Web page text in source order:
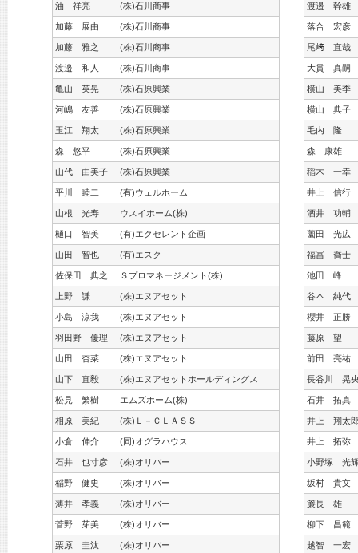
油 祥亮 (株)石川商事
加藤 展由 (株)石川商事
加藤 雅之 (株)石川商事
渡邉 和人 (株)石川商事
亀山 英晃 (株)石原興業
河嶋 友善 (株)石原興業
玉江 翔太 (株)石原興業
森 悠平 (株)石原興業
山代 由美子 (株)石原興業
平川 睦二 (有)ウェルホーム
山根 光寿 ウスイホーム(株)
樋口 智美 (有)エクセレント企画
山田 智也 (有)エスク
佐保田 典之 Ｓプロマネージメント(株)
上野 謙 (株)エヌアセット
小島 涼我 (株)エヌアセット
羽田野 優理 (株)エヌアセット
山田 杏菜 (株)エヌアセット
山下 直毅 (株)エヌアセットホールディングス
松見 繁樹 エムズホーム(株)
相原 美紀 (株)Ｌ－ＣＬＡＳＳ
小倉 伸介 (同)オグラハウス
石井 也寸彦 (株)オリバー
稲野 健史 (株)オリバー
薄井 孝義 (株)オリバー
菅野 芽美 (株)オリバー
栗原 圭汰 (株)オリバー
渡邉 幹雄
落合 宏彦
尾﨑 直哉
大貫 真嗣
横山 美季
横山 典子
毛内 隆
森 康雄
稲木 一幸
井上 信行
酒井 功輔
薗田 光広
福冨 喬士
池田 峰
谷本 純代
櫻井 正勝
藤原 望
前田 亮祐
長谷川 晃
石井 拓真
井上 翔太
井上 拓弥
小野塚 光
坂村 貴文
簾長 雄
柳下 昌範
越智 一宏